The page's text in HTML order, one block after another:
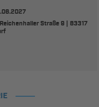
Straße 9 | 83317